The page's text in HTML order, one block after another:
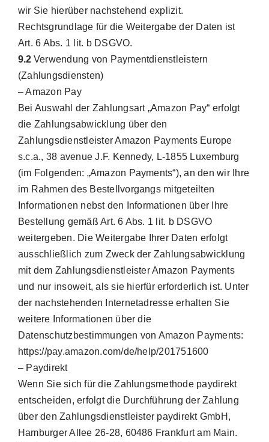
wir Sie hierüber nachstehend explizit.
Rechtsgrundlage für die Weitergabe der Daten ist
Art. 6 Abs. 1 lit. b DSGVO.
9.2 Verwendung von Paymentdienstleistern
(Zahlungsdiensten)
– Amazon Pay
Bei Auswahl der Zahlungsart „Amazon Pay“ erfolgt
die Zahlungsabwicklung über den
Zahlungsdienstleister Amazon Payments Europe
s.c.a., 38 avenue J.F. Kennedy, L-1855 Luxemburg
(im Folgenden: „Amazon Payments“), an den wir Ihre
im Rahmen des Bestellvorgangs mitgeteilten
Informationen nebst den Informationen über Ihre
Bestellung gemäß Art. 6 Abs. 1 lit. b DSGVO
weitergeben. Die Weitergabe Ihrer Daten erfolgt
ausschließlich zum Zweck der Zahlungsabwicklung
mit dem Zahlungsdienstleister Amazon Payments
und nur insoweit, als sie hierfür erforderlich ist. Unter
der nachstehenden Internetadresse erhalten Sie
weitere Informationen über die
Datenschutzbestimmungen von Amazon Payments:
https://pay.amazon.com/de/help/201751600
– Paydirekt
Wenn Sie sich für die Zahlungsmethode paydirekt
entscheiden, erfolgt die Durchführung der Zahlung
über den Zahlungsdienstleister paydirekt GmbH,
Hamburger Allee 26-28, 60486 Frankfurt am Main.